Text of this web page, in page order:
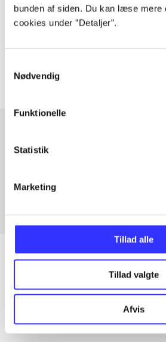
bunden af siden. Du kan læse mere
cookies under ”Detaljer”.
Nødvendig
Funktionelle
Statistik
Marketing
Tillad alle
Tillad valgte
Afvis
lorem ipsum dolor sit amet
Artikler med samme emner
Artikler
Alle registrerede artikler fordelt på